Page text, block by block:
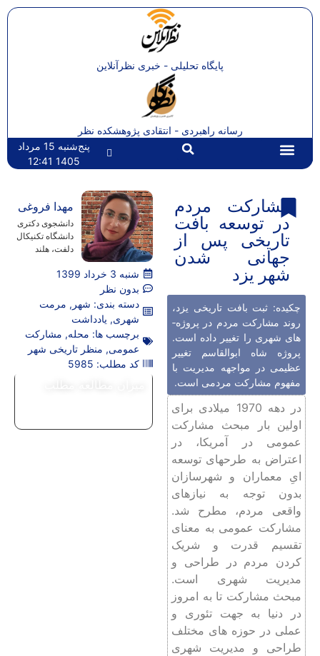
پایگاه تحلیلی - خبری نظرآنلاین
رسانه راهبردی - انتقادی پژوهشکده نظر
پنج‌شنبه 15 مرداد
1405 12:41
مشارکت مردم
در توسعه بافت
تاریخی پس از
جهانی شدن
شهر یزد
چکیده: ثبت بافت تاریخی یزد،
روند مشارکت مردم در پروژه­
های شهری را تغییر داده ­است.
پروژه شاه‌ ابوالقاسم تغییر
عظیمی در مواجهه مدیریت با
مفهوم مشارکت مردمی است.
در دهه 1970 میلادی برای
اولین بار مبحث مشارکت
عمومی در آمریکا، در
اعتراض به طرح­های توسعه
­ایِ معماران و شهرسازان
بدون توجه به نیازهای
واقعی مردم، مطرح شد.
مشارکت عمومی به معنای
تقسیم قدرت و شریک
کردن مردم در طراحی و
مدیریت شهری است.
مبحث مشارکت تا به امروز
در دنیا به جهت تئوری و
عملی در حوزه ­های مختلف
طراحی و مدیریت شهری
مهدا فروغی
دانشجوی دکتری
دانشگاه تکنیکال
دلفت، هلند
شنبه 3 خرداد 1399
بدون نظر
دسته بندی: شهر , مرمت
شهری, یادداشت
برچسب ها: محله, مشارکت
عمومی, منظر تاریخی شهر
کد مطلب: 5985